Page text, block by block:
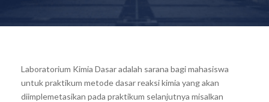
Laboratorium Kimia Dasar adalah sarana bagi mahasiswa
untuk praktikum metode dasar reaksi kimia yang akan
diimplemetasikan pada praktikum selanjutnya misalkan